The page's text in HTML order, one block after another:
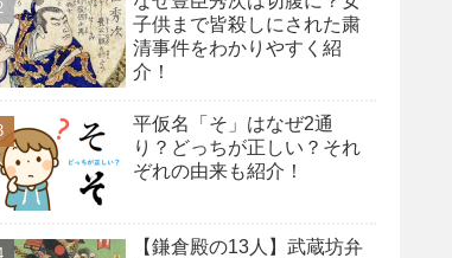
子供まで皆殺しにされた粛
清事件をわかりやすく紹
介！
平仮名「そ」はなぜ2通
り？どっちが正しい？それ
ぞれの由来も紹介！
【鎌倉殿の13人】武蔵坊弁